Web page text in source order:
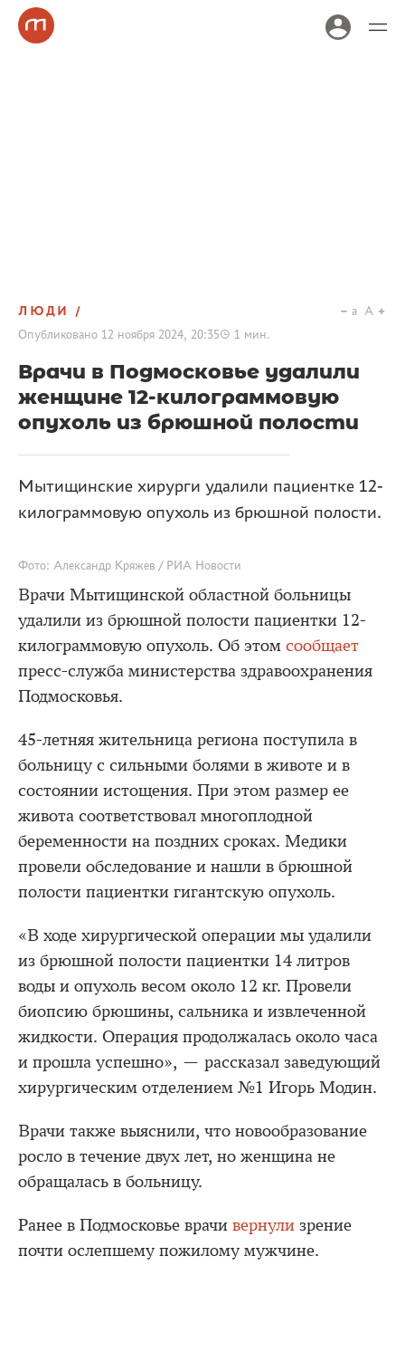
ЛЮДИ
Опубликовано 12 ноября 2024, 20:35 1 мин.
a A
Врачи в Подмосковье удалили
женщине 12-килограммовую
опухоль из брюшной полости
Мытищинские хирурги удалили пациентке 12-
килограммовую опухоль из брюшной полости.
Фото: Александр Кряжев / РИА Новости
Врачи Мытищинской областной больницы
удалили из брюшной полости пациентки 12-
килограммовую опухоль. Об этом сообщает
пресс-служба министерства здравоохранения
Подмосковья.
45-летняя жительница региона поступила в
больницу с сильными болями в животе и в
состоянии истощения. При этом размер ее
живота соответствовал многоплодной
беременности на поздних сроках. Медики
провели обследование и нашли в брюшной
полости пациентки гигантскую опухоль.
«В ходе хирургической операции мы удалили
из брюшной полости пациентки 14 литров
воды и опухоль весом около 12 кг. Провели
биопсию брюшины, сальника и извлеченной
жидкости. Операция продолжалась около часа
и прошла успешно», — рассказал заведующий
хирургическим отделением №1 Игорь Модин.
Врачи также выяснили, что новообразование
росло в течение двух лет, но женщина не
обращалась в больницу.
Ранее в Подмосковье врачи вернули зрение
почти ослепшему пожилому мужчине.